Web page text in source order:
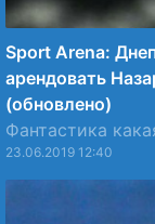
Sport Arena:
арендовать
(обновлено)
Фантастика
23.06.2019 12:40